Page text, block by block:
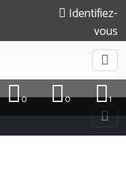
Identifiez-
vous
1
0
0